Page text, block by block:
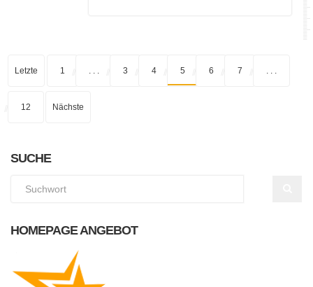
Letzte 1 3 4 5 6 7
12 Nächste
SUCHE
HOMEPAGE ANGEBOT